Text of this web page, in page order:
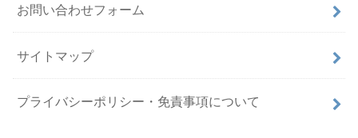
お問い合わせフォーム
サイトマップ
プライバシーポリシー・免責事項について